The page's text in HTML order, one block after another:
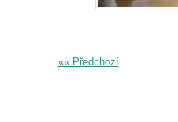
«« Předchozí